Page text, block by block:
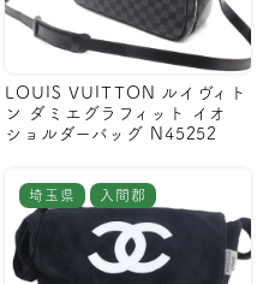
LOUIS VUITTON ルイヴィト
ン ダミエグラフィット イオ
ショルダーバッグ N45252
埼玉県 入間郡